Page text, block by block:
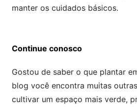
manter os cuidados básicos.
Continue conosco
Gostou de saber o que plantar
blog você encontra muitas
cultivar um espaço mais verde,